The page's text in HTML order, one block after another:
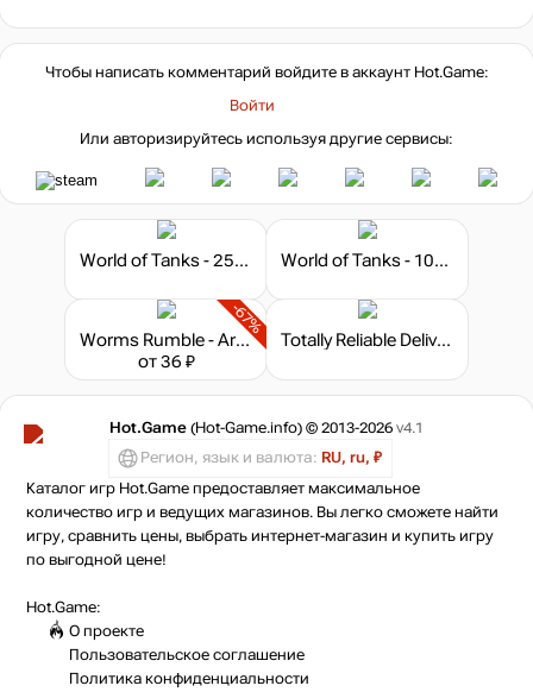
Чтобы написать комментарий войдите в аккаунт Hot.Game:
Войти
Или авторизируйтесь используя другие сервисы:
World of Tanks - 250 Gold World of Tanks - 1000 Gold
-67%
Worms Rumble - Armageddon Weapon Skin Pack
от 36 ₽
Totally Reliable Delivery Service - Express Package
Hot.Game (Hot-Game.info) © 2013-2026 v4.1
Регион, язык и валюта: RU, ru, ₽
Каталог игр Hot.Game предоставляет максимальное
количество игр и ведущих магазинов. Вы легко сможете найти
игру, сравнить цены, выбрать интернет-магазин и купить игру
по выгодной цене!
Hot.Game:
О проекте
Пользовательское соглашение
Политика конфиденциальности